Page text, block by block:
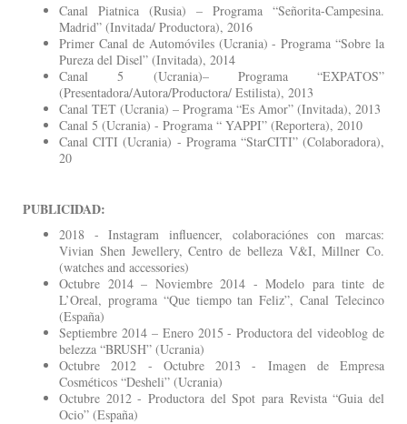
Canal Piatnica (Rusia) – Programa “Señorita-Campesina.
Madrid” (Invitada/ Productora), 2016
Primer Canal de Automóviles (Ucrania) - Programa “Sobre la
Pureza del Disel” (Invitada), 2014
Canal 5 (Ucrania)– Programa “EXPATOS”
(Presentadora/Autora/Productora/ Estilista), 2013
Canal TET (Ucrania) – Programa “Es Amor” (Invitada), 2013
Canal 5 (Ucrania) - Programa “ YAPPI” (Reportera), 2010
Canal CITI (Ucrania) - Programa “StarCITI” (Colaboradora),
20
PUBLICIDAD:
2018 - Instagram influencer, colaboraciónes con marcas:
Vivian Shen Jewellery, Centro de belleza V&I, Millner Co.
(watches and accessories)
Octubre 2014 – Noviembre 2014 - Modelo para tinte de
L’Oreal, programa “Que tiempo tan Feliz”, Canal Telecinco
(España)
Septiembre 2014 – Enero 2015 - Productora del videoblog de
belezza “BRUSH” (Ucrania)
Octubre 2012 - Octubre 2013 - Imagen de Empresa
Cosméticos “Desheli” (Ucrania)
Octubre 2012 - Productora del Spot para Revista “Guia del
Ocio” (España)